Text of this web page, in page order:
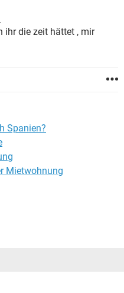
ihr die zeit hättet , mir
Spanien?
Mietwohnung